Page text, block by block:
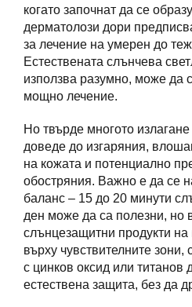
когато започнат да се
дерматолози дори
за лечение на умерен до
Естествената слънчева
използва разумно, може да
мощно лечение.
Но твърде многото
доведе до изгаряния,
на кожата и потенциално
обостряния. Важно е да се
баланс – 15 до 20 минути
ден може да са полезни, но
слънцезащитни продукти
върху чувствителните
с цинков оксид или титанов
естествена защита, без да